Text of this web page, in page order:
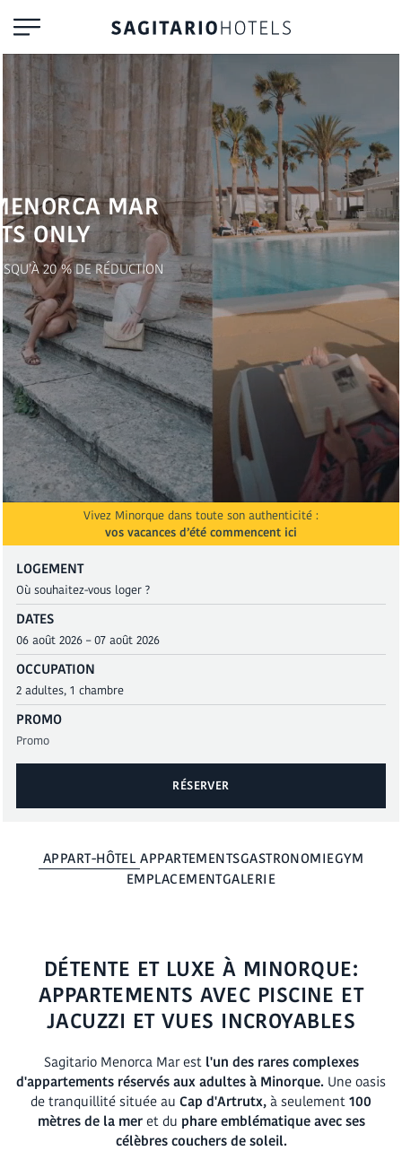
MAR
ONLY
20 % DE RÉDUCTION
Vivez Minorque dans toute son authenticité :
vos vacances d’été commencent ici
LOGEMENT
DATES
OCCUPATION
PROMO
RÉSERVER
APPART-HÔTEL APPARTEMENTSGASTRONOMIEGYM
EMPLACEMENTGALERIE
DÉTENTE ET LUXE À MINORQUE:
APPARTEMENTS AVEC PISCINE ET
JACUZZI ET VUES INCROYABLES
Sagitario Menorca Mar estl'un des rares complexes
d'appartements réservés aux adultes à Minorque. Une oasis
de tranquillité située au Cap d'Artrutx,à seulement100
mètres de la meret du phare emblématique avec ses
célèbres couchers de soleil.